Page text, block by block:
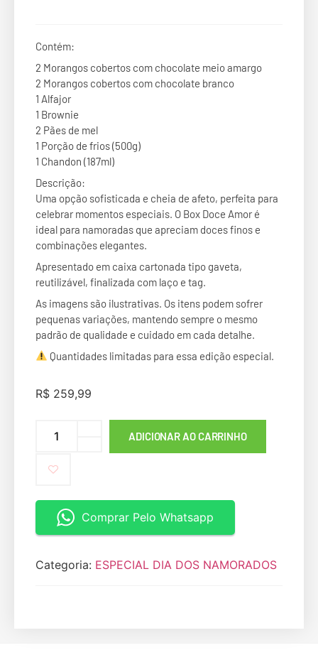
Contém:
2 Morangos cobertos com chocolate meio amargo
2 Morangos cobertos com chocolate branco
1 Alfajor
1 Brownie
2 Pães de mel
1 Porção de frios (500g)
1 Chandon (187ml)
Descrição:
Uma opção sofisticada e cheia de afeto, perfeita para
celebrar momentos especiais. O Box Doce Amor é
ideal para namoradas que apreciam doces finos e
combinações elegantes.
Apresentado em caixa cartonada tipo gaveta,
reutilizável, finalizada com laço e tag.
As imagens são ilustrativas. Os itens podem sofrer
pequenas variações, mantendo sempre o mesmo
padrão de qualidade e cuidado em cada detalhe.
Quantidades limitadas para essa edição especial.
R$ 259,99
ADICIONAR AO CARRINHO
Comprar Pelo Whatsapp
Categoria: ESPECIAL DIA DOS NAMORADOS